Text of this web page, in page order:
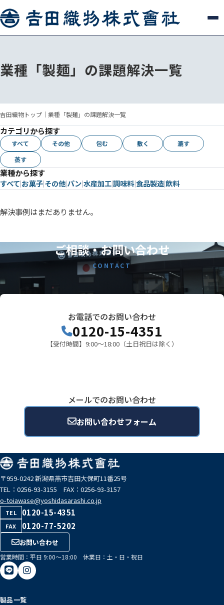
業種「製麺」の課題解決一覧
吉田織物トップ 業種「製麺」の課題解決一覧
カテゴリから探す
すべて その他 包む 敷く
漉す
蒸す
業種から探す
すべて お菓子その他パン水産加工調味料食品製造飲料
解決事例はまだありません。
ご相談・お問い合わせ
CONTACT
お電話でのお問い合わせ
0120-15-4351
【受付時間】9:00～18:00（土日祝日は除く）
メールでのお問い合わせ
お問い合わせフォーム
〒959-0242 新潟県燕市吉田大保町11番25号
TEL：0256-93-3155 FAX：0256-93-3157
o-toiawase@yoshidasarashi.co.jp
TEL 0120-15-4351
FAX 0120-77-5202
お問い合わせ
営業時間：平日 9:00〜18:00 休業日：土・日・祝日
製品一覧